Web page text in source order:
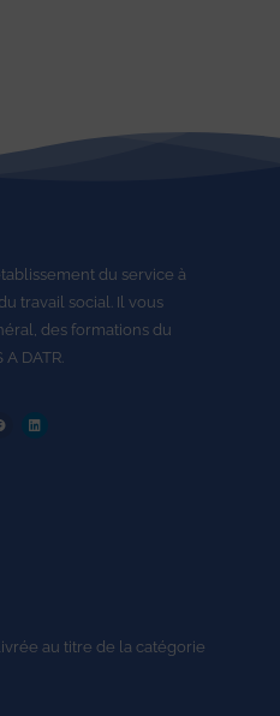
du service à
travail social. Il vous
des formations du
A DATR.
au titre de la catégorie